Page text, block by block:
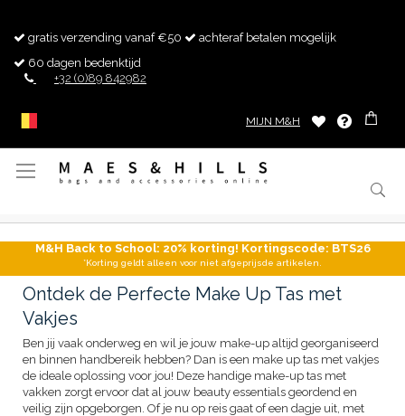
gratis verzending vanaf €50
achteraf betalen mogelijk
60 dagen bedenktijd
+32 (0)89 842982
MIJN M&H
Toggle
M&H Back to School: 20% korting! Kortingscode: BTS26
*Korting geldt alleen voor niet afgeprijsde artikelen.
Ontdek de Perfecte Make Up Tas met
Vakjes
Ben jij vaak onderweg en wil je jouw make-up altijd georganiseerd
en binnen handbereik hebben? Dan is een make up tas met vakjes
de ideale oplossing voor jou! Deze handige make-up tas met
vakken zorgt ervoor dat al jouw beauty essentials geordend en
veilig zijn opgeborgen. Of je nu op reis gaat of een dagje uit, met